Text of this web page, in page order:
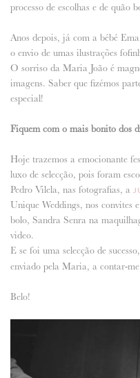
processo de escolhas e de quão
Anos depois, já com a bébé
o envio de umas ilustrações
O sorriso da Maria João é
imagens. Saber que fizémos
especial!
Fiquem com o mais bonito dos
Hoje trazemos a emocionante
luxo de selecção, pois foram
Pedro Vilela, nas fotografias, a
Unique Weddings, nos convites
bolo, Sandra Senra na
video.
E se foi uma selecção de
enviado pela Maria, a contar-
Belo!